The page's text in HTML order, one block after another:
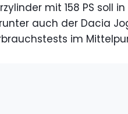
mit 158 PS soll
auch der Dacia
im